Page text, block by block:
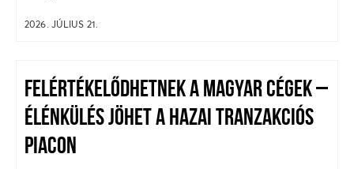
2026. JÚLIUS 21.
FELÉRTÉKELŐDHETNEK A MAGYAR CÉGEK –
ÉLÉNKÜLÉS JÖHET A HAZAI TRANZAKCIÓS
PIACON